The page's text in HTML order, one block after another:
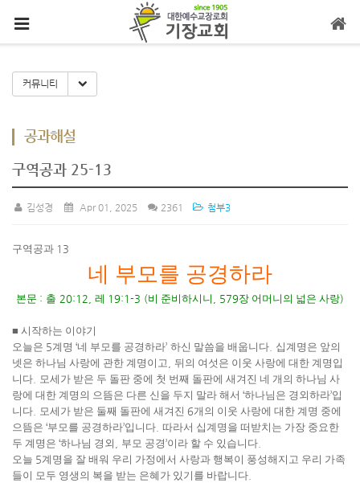
커뮤니티 Toggle Dropdown
공과해설
구역공과 25-13
김성경 Apr 01, 2025 2361 첨부3
구역공과 13
네 부모를 공경하라
본문 : 출 20:12, 레 19:1-3 (비 준비하시니 , 579장 어머니의 넓은 사랑)
■ 시작하는 이야기
오늘은 5계명 ‘네 부모를 공경하라’ 하신 말씀을 배웁니다 십계명은 앞의
넷은 하나님 사랑에 관한 계명이고
뒤의 여섯은 이웃 사랑에 대한 계명입
니다 모세가 받은 두 돌판 중에 첫 번째 돌판에 새겨진 네 개의 하나님 사
랑에 대한 계명의 으뜸은 다른 신을 두지 말라 해서 ‘하나님은 경외하라’입
니다 모세가 받은 둘째 돌판에 새겨진 6개의 이웃 사랑에 대한 계명 중에
으뜸은 ‘부모를 공경하라’입니다 따라서 십계명을 떠받치는 가장 중요한
두 계명은 ‘하나님 경외 부모 공경’이라 할 수 있습니다
오늘 5계명을 잘 배워 우리 가정에서 사랑과 행복이 풍성해지고 우리 가족
들이 모두 영생의 복을 받는 은혜가 있기를 바랍니다